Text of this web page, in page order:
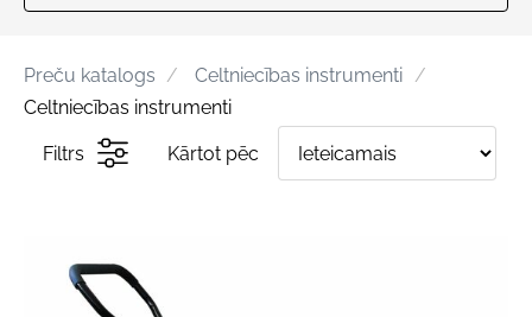
Preču katalogs
Celtniecības instrumenti
Celtniecības instrumenti
Filtrs Kārtot pēc